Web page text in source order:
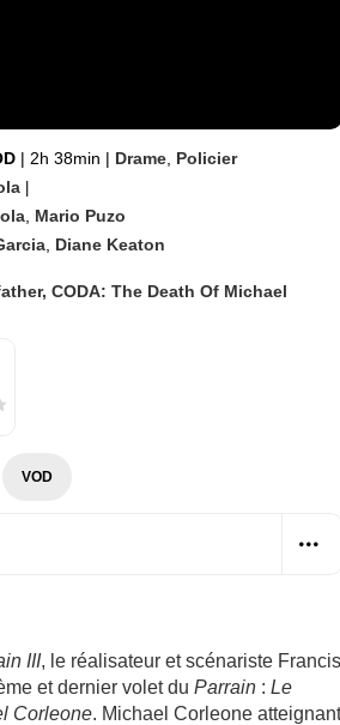
| 2h 38min | Drame Policier
|
Mario Puzo
Diane Keaton
CODA: The Death Of Michael
VOD
III, le réalisateur et scénariste Francis
et dernier volet du Parrain : Le
Corleone. Michael Corleone atteignant